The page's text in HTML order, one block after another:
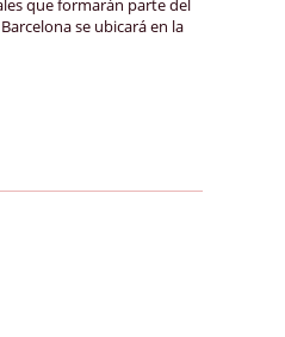
que formarán parte del
se ubicará en la